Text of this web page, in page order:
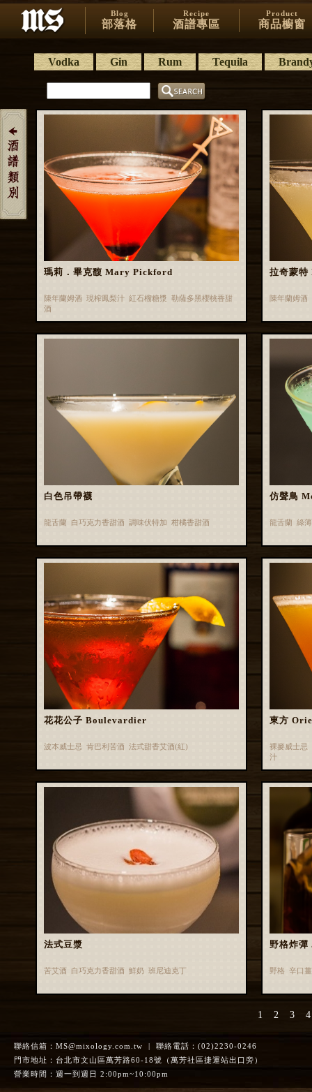
Blog
部落格
Recipe
酒譜專區
Product
商品櫥窗
Vodka Gin Rum Tequila
瑪莉．畢克馥 Mary Pickford
陳年蘭姆酒 現榨鳳梨汁 紅石榴糖漿 勒薩多黑櫻桃香甜
酒
拉奇蒙
陳年蘭姆
白色吊帶襪
龍舌蘭 白巧克力香甜酒 調味伏特加 柑橘香甜酒
仿聲鳥
龍舌蘭 綠
花花公子 Boulevardier
波本威士忌 肯巴利苦酒 法式甜香艾酒(紅)
東方
裸麥威士忌
汁
法式豆漿
苦艾酒 白巧克力香甜酒 鮮奶 班尼迪克丁
野格炸
野格 辛口
1 2 3 4
聯絡信箱： MS@mixology.com.tw | 聯絡電話：(02)2230-0246
門市地址：台北市文山區萬芳路60-18號（萬芳社區捷運站出口旁）
營業時間：週一到週日 2:00pm~10:00pm